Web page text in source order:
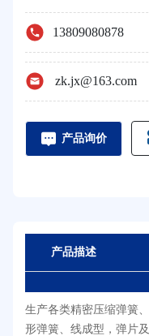
13809080878
zk.jx@163.com
产品询价
产品描述
生产各类精密压缩弹簧
形弹簧、线成型，弹片